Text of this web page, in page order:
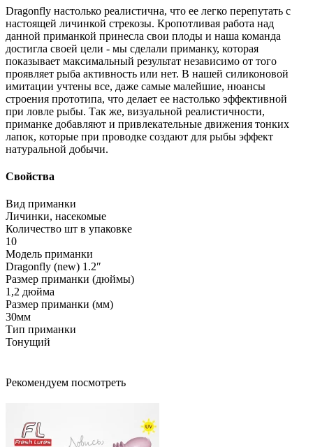
Dragonfly настолько реалистична, что ее легко перепутать с
настоящей личинкой стрекозы. Кропотливая работа над
данной приманкой принесла свои плоды и наша команда
достигла своей цели - мы сделали приманку, которая
показывает максимальный результат независимо от того
проявляет рыба активность или нет. В нашей силиконовой
имитации учтены все, даже самые малейшие, нюансы
строения прототипа, что делает ее настолько эффективной
при ловле рыбы. Так же, визуальной реалистичности,
приманке добавляют и привлекательные движения тонких
лапок, которые при проводке создают для рыбы эффект
натуральной добычи.
Свойства
Вид приманки
Личинки, насекомые
Количество шт в упаковке
10
Модель приманки
Dragonfly (new) 1.2ʺ
Размер приманки (дюймы)
1,2 дюйма
Размер приманки (мм)
30мм
Тип приманки
Тонущий
Рекомендуем посмотреть